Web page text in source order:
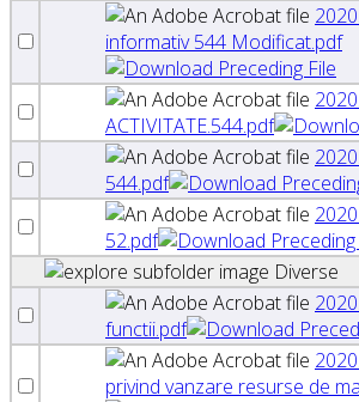
informativ 544 Modificat.pdf
ACTIVITATE.544.pdf
544.pdf
52.pdf
Diverse
functii.pdf
privind vanzare resurse de